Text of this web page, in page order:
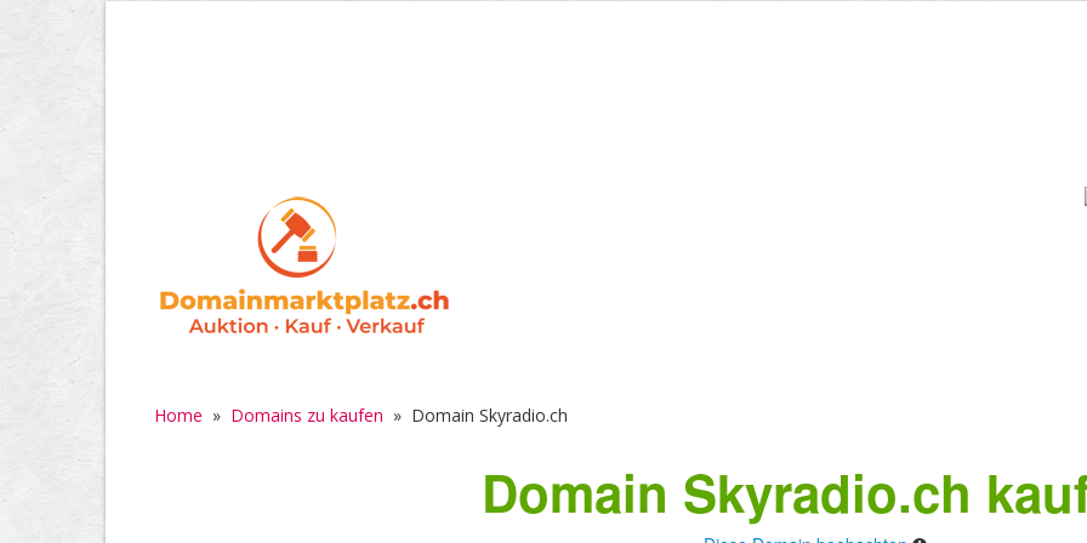
Home » Domains zu kaufen » Domain Skyradio.ch
Domain Skyradio.ch